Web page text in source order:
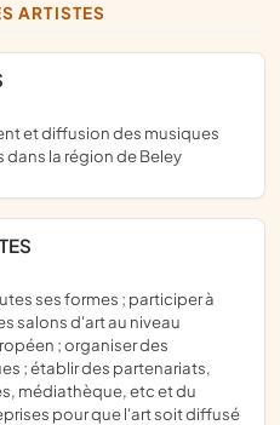
ARTISTES
la région de Beley
salons d'art au niveau
; organiser des
; établir des partenariats,
médiathèque, etc et du
pour que l'art soit diffusé